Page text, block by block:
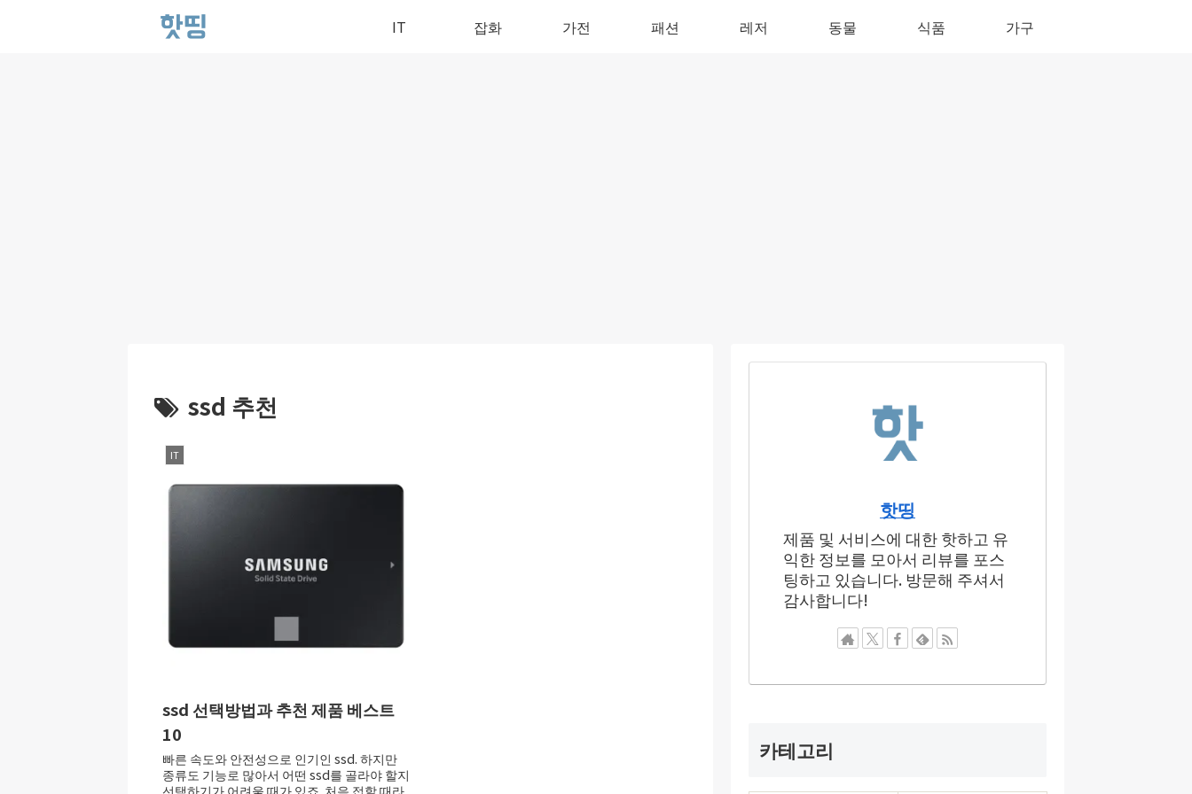
IT 잡화 가전 패션 레저 동물 식품 가구
ssd 추천
IT
ssd 선택방법과 추천 제품 베스트
10
빠른 속도와 안전성으로 인기인 ssd. 하지만
종류도 기능로 많아서 어떤 ssd를 골라야 할지
선택하기가 어려울 때가 있죠. 처음 접할 때라
핫띵
제품 및 서비스에 대한 핫하고 유
익한 정보를 모아서 리뷰를 포스
팅하고 있습니다. 방문해 주셔서
감사합니다!
카테고리